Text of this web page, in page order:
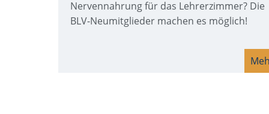
Nervennahrung für das Lehrerzimmer? Die
BLV-Neumitglieder machen es möglich!